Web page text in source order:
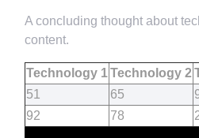
A concluding thought about
content.
Technology 1Technology 2
51
65
92
78